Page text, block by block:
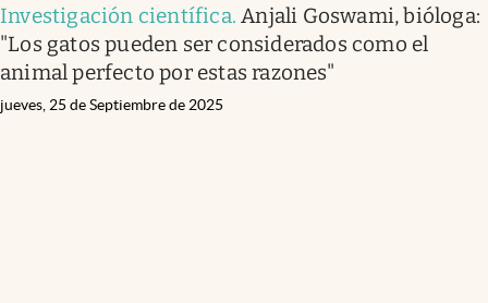
Investigación científica.Anjali Goswami, bióloga:
"Los gatos pueden ser considerados como el
animal perfecto por estas razones"
jueves, 25 de Septiembre de 2025